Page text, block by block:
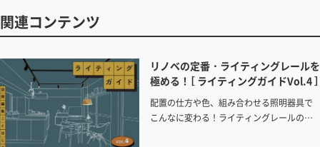
関連コンテンツ
リノベの定番・ライティングレールを
極める！［ ライティングガイドVol.4 ］
配置の仕方や色、組み合わせる照明器具で
こんなに変わる！ライティングレールの自